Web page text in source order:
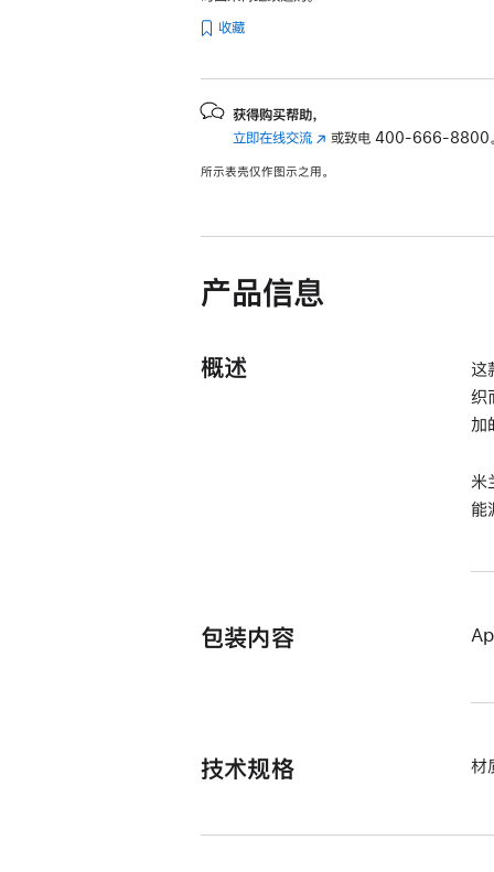
收藏
获得购买帮助，
立即在线交流 (在 或致电400-666-8800
所示表壳仅作图示之用。
产品信息
概述
这
织
加
米
能
包装内容
技术规格 材